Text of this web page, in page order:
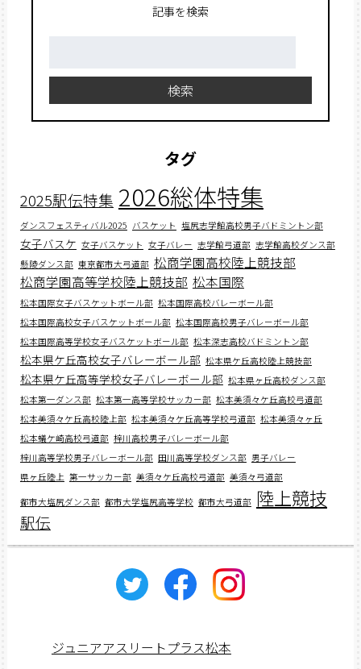
記事を検索
検索
タグ
2025駅伝特集 2026総体特集
ダンスフェスティバル2025 バスケット 塩尻志学館高校男子バドミントン部
女子バスケ 女子バスケット 女子バレー 志学館弓道部 志学館高校ダンス部
懸陵ダンス部 東京都市大弓道部 松商学園高校陸上競技部
松商学園高等学校陸上競技部 松本国際
松本国際女子バスケットボール部 松本国際高校バレーボール部
松本国際高校女子バスケットボール部 松本国際高校男子バレーボール部
松本国際高等学校女子バスケットボール部 松本深志高校バドミントン部
松本県ケ丘高校女子バレーボール部 松本県ケ丘高校陸上競技部
松本県ケ丘高等学校女子バレーボール部 松本県ヶ丘高校ダンス部
松本第一ダンス部 松本第一高等学校サッカー部 松本美須々ケ丘高校弓道部
松本美須々ケ丘高校陸上部 松本美須々ケ丘高等学校弓道部 松本美須々ヶ丘
松本蟻ケ崎高校弓道部 梓川高校男子バレーボール部
梓川高等学校男子バレーボール部 田川高等学校ダンス部 男子バレー
県ヶ丘陸上 第一サッカー部 美須々ケ丘高校弓道部 美須々弓道部
都市大塩尻ダンス部 都市大学塩尻高等学校 都市大弓道部 陸上競技
駅伝
ジュニアアスリートプラス松本